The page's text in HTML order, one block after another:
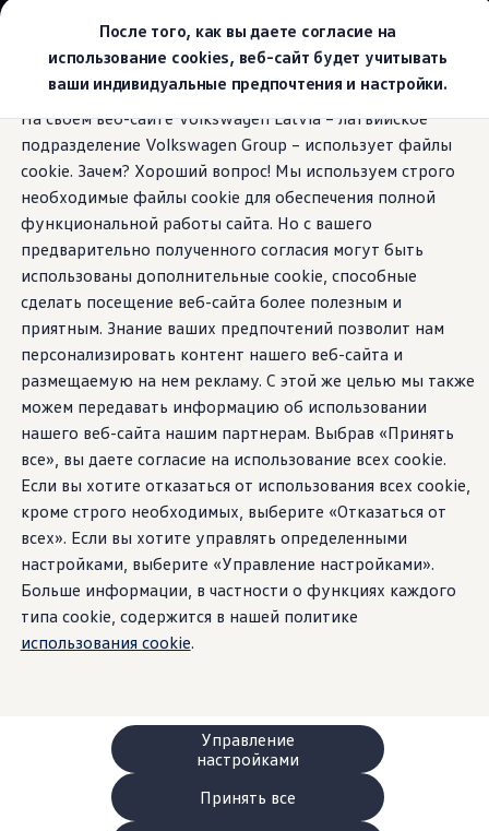
После того, как вы даете согласие на
использование cookies, веб-сайт будет учитывать
ваши индивидуальные предпочтения и настройки.
На своем веб-сайте Volkswagen Latvia – латвийское
подразделение Volkswagen Group – использует файлы
cookie. Зачем? Хороший вопрос! Мы используем строго
необходимые файлы cookie для обеспечения полной
функциональной работы сайта. Но с вашего
предварительно полученного согласия могут быть
использованы дополнительные cookie, способные
сделать посещение веб-сайта более полезным и
приятным. Знание ваших предпочтений позволит нам
персонализировать контент нашего веб-сайта и
размещаемую на нем рекламу. С этой же целью мы также
можем передавать информацию об использовании
нашего веб-сайта нашим партнерам. Выбрав «Принять
все», вы даете согласие на использование всех cookie.
Если вы хотите отказаться от использования всех cookie,
кроме строго необходимых, выберите «Отказаться от
всех». Если вы хотите управлять определенными
настройками, выберите «Управление настройками».
Больше информации, в частности о функциях каждого
типа cookie, содержится в нашей политике
использования cookie.
Принять все
Управление
настройками
основному
содержанию
нижнему
колонтитулу
Выбери свой Volkswagen
Модельный ряд
Новый ID.Cross
Открой для себя семейство внедорожников
Предложения и услуги
Юбилейное предложение
Автомобильный онлайн-магазин Volkswagen
Обмен автомобилей
Лизинг Volkswagen
Гарантия
Бесплатная регистрация для вашего нового
Взаимодействие в сети простыми словами
VW Connect
Активация
Все службы
VW Connect для Вашего ID.
Обновления (Upgrades)
Car-Net
App-Connect
Fleet Interface Data
O Volkswagen
Получи больше
Владельцы и услуги
Сервис и запчасти
Преимущества Volkswagen
Техобслуживание
Ремонт и проверки
Моторное масло и технические жидкости
Колеса и шины
Помощь при авариях и поломках
Обслуживание автомобилей
Аксессуары
Персонализация
Настенная зарядная станция и кабели для
Важная информация для клиентов
Переработка и возврат продукции
Кампании по отзыву автомобилей
Travel Assist с роевыми данными
Следит за вами.И за
другими на расстоянии.
--:--
Remaining time, --